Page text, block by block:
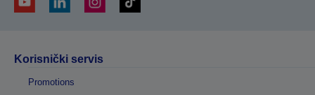
Korisnički servis
Promotions